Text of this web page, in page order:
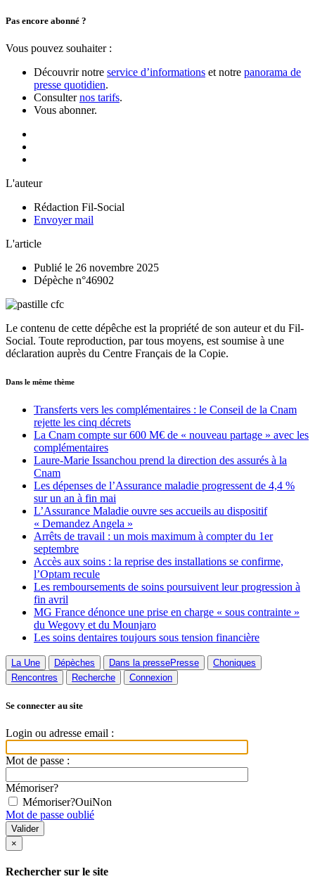
Pas encore abonné ?
Vous pouvez souhaiter :
Découvrir notre service d’informations et notre panorama de
presse quotidien.
Consulternos tarifs.
Vous abonner.
L'auteur
Rédaction Fil-Social
Envoyer mail
L'article
Publié le 26 novembre 2025
Dépèche n°46902
Le contenu de cette dépêche est la propriété de son auteur et du Fil-
Social. Toute reproduction, par tous moyens, est soumise à une
déclaration auprès du Centre Français de la Copie.
Dans le même thème
Transferts vers les complémentaires : le Conseil de la Cnam
rejette les cinq décrets
La Cnam compte sur 600 M€ de « nouveau partage » avec les
complémentaires
Laure-Marie Issanchou prend la direction des assurés à la
Cnam
Les dépenses de l’Assurance maladie progressent de 4,4 %
sur un an à fin mai
L’Assurance Maladie ouvre ses accueils au dispositif
« Demandez Angela »
Arrêts de travail : un mois maximum à compter du 1er
septembre
Accès aux soins : la reprise des installations se confirme,
l’Optam recule
Les remboursements de soins poursuivent leur progression à
fin avril
MG France dénonce une prise en charge « sous contrainte »
du Wegovy et du Mounjaro
Les soins dentaires toujours sous tension financière
La Une Dépèches Dans la pressePresse
Choniques
Rencontres
Recherche Connexion
Se connecter au site
Login ou adresse email :
Mot de passe :
Mémoriser?
Mémoriser?OuiNon
Mot de passe oublié
×
Rechercher sur le site